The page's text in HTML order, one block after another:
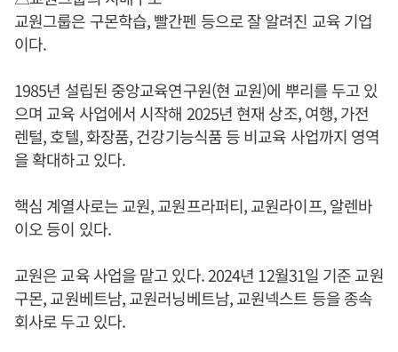
교원그룹은 구몬학습, 빨간펜 등으로 잘 알려진 교육 기업
이다.
1985년 설립된 중앙교육연구원(현 교원)에 뿌리를 두고 있
으며 교육 사업에서 시작해 2025년 현재 상조, 여행, 가전
렌털, 호텔, 화장품, 건강기능식품 등 비교육 사업까지 영역
을 확대하고 있다.
핵심 계열사로는 교원, 교원프라퍼티, 교원라이프, 알렌바
이오 등이 있다.
교원은 교육 사업을 맡고 있다. 2024년 12월31일 기준 교원
구몬, 교원베트남, 교원러닝베트남, 교원넥스트 등을 종속
회사로 두고 있다.